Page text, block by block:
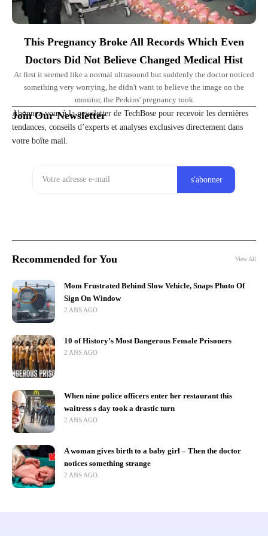
This Pregnancy Broke All Records Which Even
Doctors Did Not Believe Changed Medical Hist
At first it seemed like a normal ultrasound but suddenly the doctor noticed
something very worrying, he didn't want to believe the image on the
monitor, the Perkins' pregnancy took
Join Our Newsletter
Abonnez-vous à la newsletter de TechBose pour recevoir les dernières
tendances, conseils d’experts et analyses exclusives directement dans
votre boîte mail.
Recommended for You View All
Mom Frustrated Behind Slow Vehicle, Snaps Photo Of
Sign On Window
2 ANS AGO
10 of History’s Most Dangerous Female Prisoners
2 ANS AGO
When nine police officers enter her restaurant this
waitress s day took a drastic turn
2 ANS AGO
A woman gives birth to a baby girl – Then the doctor
notices something strange
2 ANS AGO